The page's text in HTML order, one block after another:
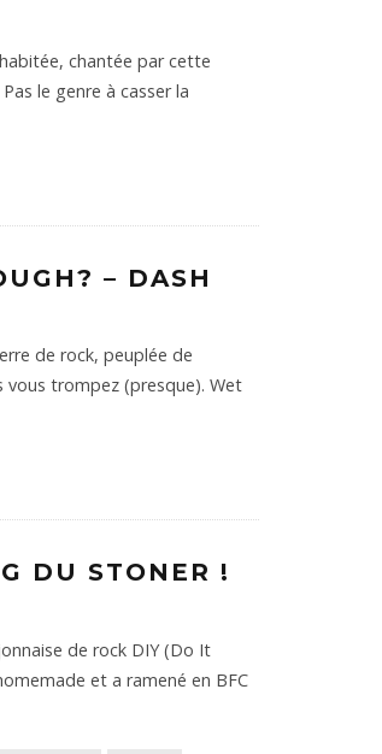
chantée par cette
le genre à casser la
– DASH
de rock, peuplée de
trompez (presque). Wet
DU STONER !
de rock DIY (Do It
et a ramené en BFC